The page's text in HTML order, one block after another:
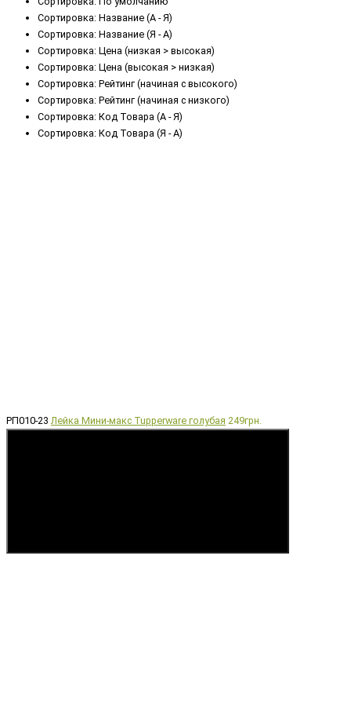
Сортировка: Название (А - Я)
Сортировка: Название (Я - А)
Сортировка: Цена (низкая > высокая)
Сортировка: Цена (высокая > низкая)
Сортировка: Рейтинг (начиная с высокого)
Сортировка: Рейтинг (начиная с низкого)
Сортировка: Код Товара (А - Я)
Сортировка: Код Товара (Я - А)
РП010-23 Лейка Мини-макс Tupperware голубая 249грн.